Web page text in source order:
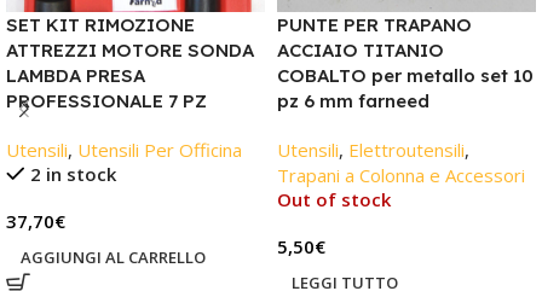
SET KIT RIMOZIONE
ATTREZZI MOTORE SONDA
LAMBDA PRESA
PROFESSIONALE 7 PZ
Utensili, Utensili Per Officina
2 in stock
37,70€
AGGIUNGI AL CARRELLO
PUNTE PER TRAPANO
ACCIAIO TITANIO
COBALTO per metallo set 10
pz 6 mm farneed
Utensili, Elettroutensili,
Trapani a Colonna e Accessori
Out of stock
5,50€
LEGGI TUTTO